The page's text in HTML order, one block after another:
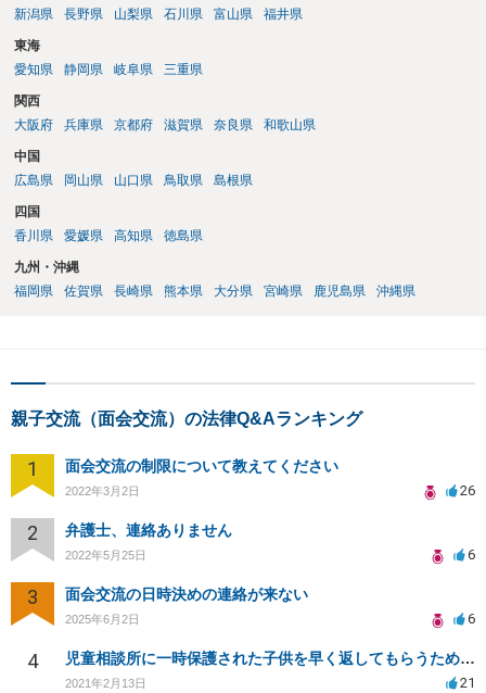
新潟県
長野県 山梨県 石川県 富山県 福井県
東海
愛知県
静岡県 岐阜県 三重県
関西
大阪府
兵庫県 京都府 滋賀県 奈良県 和歌山県
中国
広島県
岡山県 山口県 鳥取県 島根県
四国
香川県
愛媛県 高知県 徳島県
九州・沖縄
福岡県
佐賀県 長崎県 熊本県 大分県 宮崎県 鹿児島県 沖縄県
親子交流（面会交流）の法律Q&Aランキング
1 面会交流の制限について教えてください
2022年3月2日 26
2 弁護士、連絡ありません
2022年5月25日 6
3 面会交流の日時決めの連絡が来ない
2025年6月2日 6
4 児童相談所に一時保護された子供を早く返してもらうために何をしたら良いでしょうか？
2021年2月13日 21